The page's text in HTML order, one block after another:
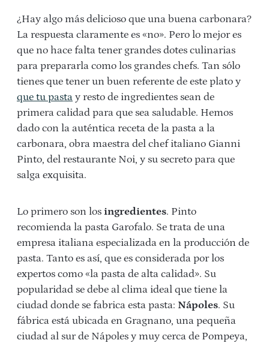
¿Hay algo más delicioso que una buena carbonara?
La respuesta claramente es «no». Pero lo mejor es
que no hace falta tener grandes dotes culinarias
para prepararla como los grandes chefs. Tan sólo
tienes que tener un buen referente de este plato y
que tu pasta y resto de ingredientes sean de
primera calidad para que sea saludable. Hemos
dado con la auténtica receta de la pasta a la
carbonara, obra maestra del chef italiano Gianni
Pinto, del restaurante Noi, y su secreto para que
salga exquisita.
Lo primero son los ingredientes. Pinto
recomienda la pasta Garofalo. Se trata de una
empresa italiana especializada en la producción de
pasta. Tanto es así, que es considerada por los
expertos como «la pasta de alta calidad». Su
popularidad se debe al clima ideal que tiene la
ciudad donde se fabrica esta pasta: Nápoles. Su
fábrica está ubicada en Gragnano, una pequeña
ciudad al sur de Nápoles y muy cerca de Pompeya,